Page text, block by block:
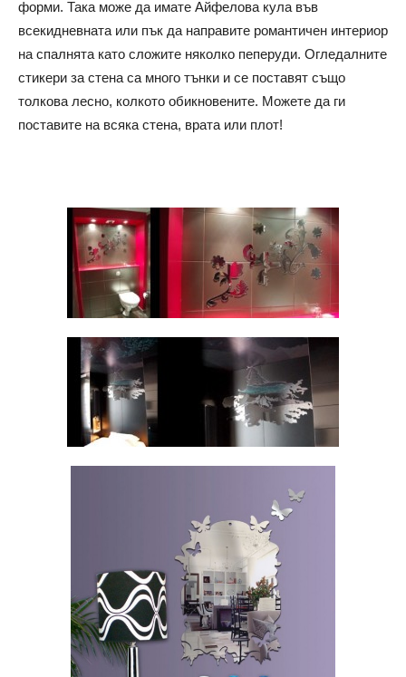
форми. Така може да имате Айфелова кула във
всекидневната или пък да направите романтичен интериор
на спалнята като сложите няколко пеперуди. Огледалните
стикери за стена са много тънки и се поставят също
толкова лесно, колкото обикновените. Можете да ги
поставите на всяка стена, врата или плот!